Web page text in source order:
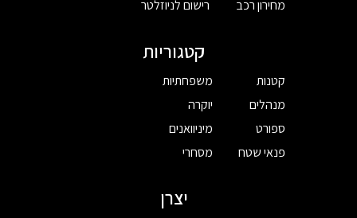
מחירון רכב
רישום לניוזלטר
קטגוריות
קטנות
מנהלים
ספורט
פנאי שטח
משפחתיות
יוקרה
מיניוואנים
מסחרי
יצרן